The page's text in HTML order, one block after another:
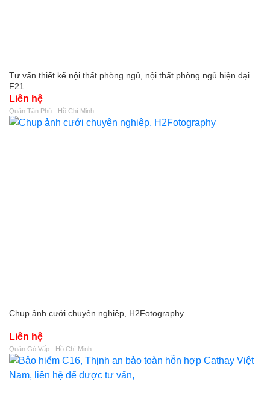
Tư vấn thiết kế nội thất phòng ngủ, nội thất phòng ngủ hiện đại
F21
Liên hệ
Quận Tân Phú - Hồ Chí Minh
Chụp ảnh cưới chuyên nghiệp, H2Fotography
Liên hệ
Quận Gò Vấp - Hồ Chí Minh